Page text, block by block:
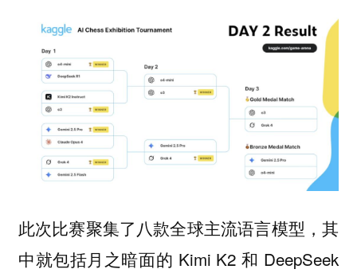
此次比赛聚集了八款全球主流语言模型，其
中就包括月之暗面的 Kimi K2 和 DeepSeek